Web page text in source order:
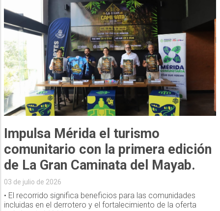
Impulsa Mérida el turismo
comunitario con la primera edición
de La Gran Caminata del Mayab.
03 de julio de 2026
• El recorrido significa beneficios para las comunidades
incluidas en el derrotero y el fortalecimiento de la oferta